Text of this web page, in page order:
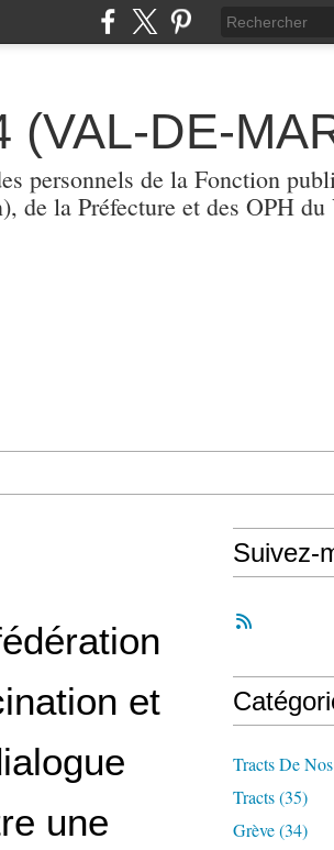
(VAL-DE-
personnels de la Fonction
de la Préfecture et des OPH
et
une
Suivez-
Tracts De
Tracts(35)
Grève(34)